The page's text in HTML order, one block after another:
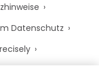
Datenschutz